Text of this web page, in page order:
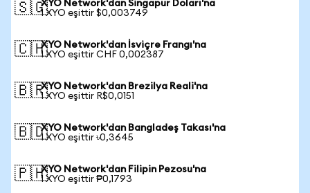
🇸🇬XYO Network'dan Singapur Doları'na
1 XYO eşittir $0,003749
🇨🇭XYO Network'dan İsviçre Frangı'na
1 XYO eşittir CHF 0,002387
🇧🇷XYO Network'dan Brezilya Reali'na
1 XYO eşittir R$0,0151
🇧🇩XYO Network'dan Bangladeş Takası'na
1 XYO eşittir ৳0,3645
🇵🇭XYO Network'dan Filipin Pezosu'na
1 XYO eşittir ₱0,1793